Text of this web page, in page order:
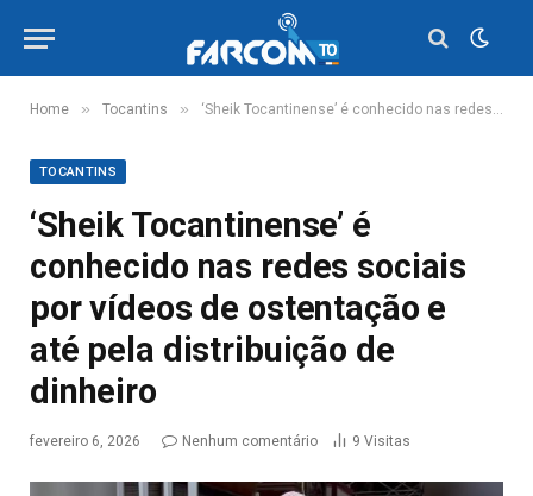
Home » Tocantins » ‘Sheik Tocantinense’ é conhecido nas redes sociais por vídeos de ostentação e até pela distribuição de dinheiro
TOCANTINS
‘Sheik Tocantinense’ é
conhecido nas redes sociais
por vídeos de ostentação e
até pela distribuição de
dinheiro
fevereiro 6, 2026 Nenhum comentário 9 Visitas